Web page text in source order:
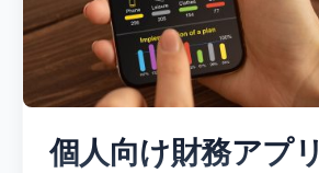
個人向け財務アプリ